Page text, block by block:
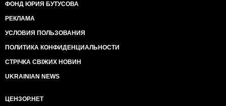
ФОНД ЮРИЯ БУТУСОВА
РЕКЛАМА
УСЛОВИЯ ПОЛЬЗОВАНИЯ
ПОЛИТИКА КОНФИДЕНЦИАЛЬНОСТИ
СТРІЧКА СВІЖИХ НОВИН
UKRAINIAN NEWS
ЦЕНЗОР.НЕТ